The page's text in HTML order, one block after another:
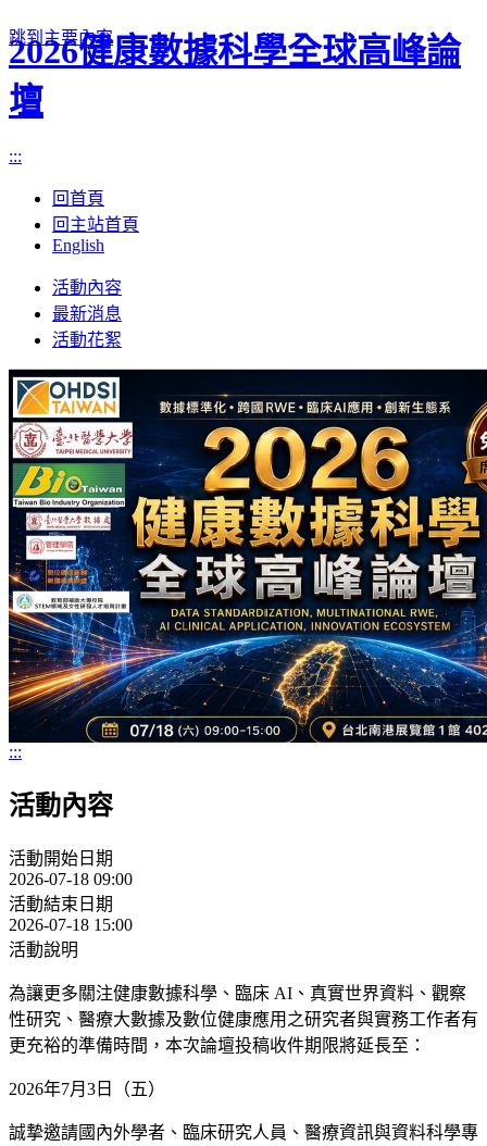
跳到主要內容
2026健康數據科學全球高峰論
壇
:::
回首頁
回主站首頁
English
Toggle
navigation
活動內容
最新消息
活動花絮
:::
活動內容
活動開始日期
2026-07-18 09:00
活動結束日期
2026-07-18 15:00
活動說明
為讓更多關注健康數據科學、臨床 AI、真實世界資料、觀察
性研究、醫療大數據及數位健康應用之研究者與實務工作者有
更充裕的準備時間，本次論壇投稿收件期限將延長至：
2026年7月3日（五）
誠摯邀請國內外學者、臨床研究人員、醫療資訊與資料科學專